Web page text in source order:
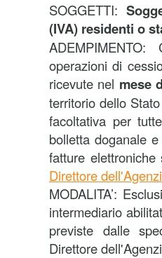
SOGGETTI:
(IVA) residenti o
operazioni di
ricevute nel mese
territorio dello
facoltativa per
bolletta doganale
fatture
Direttore
MODALITA’:
intermediario
previste dalle
Direttore